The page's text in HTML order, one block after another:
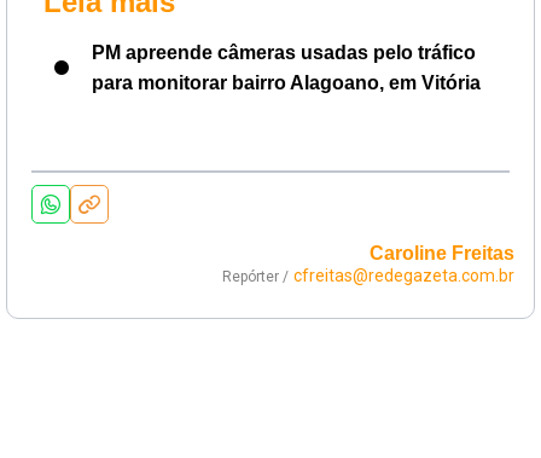
PM apreende câmeras usadas pelo tráfico
para monitorar bairro Alagoano, em Vitória
Caroline Freitas
Repórter / cfreitas@redegazeta.com.br